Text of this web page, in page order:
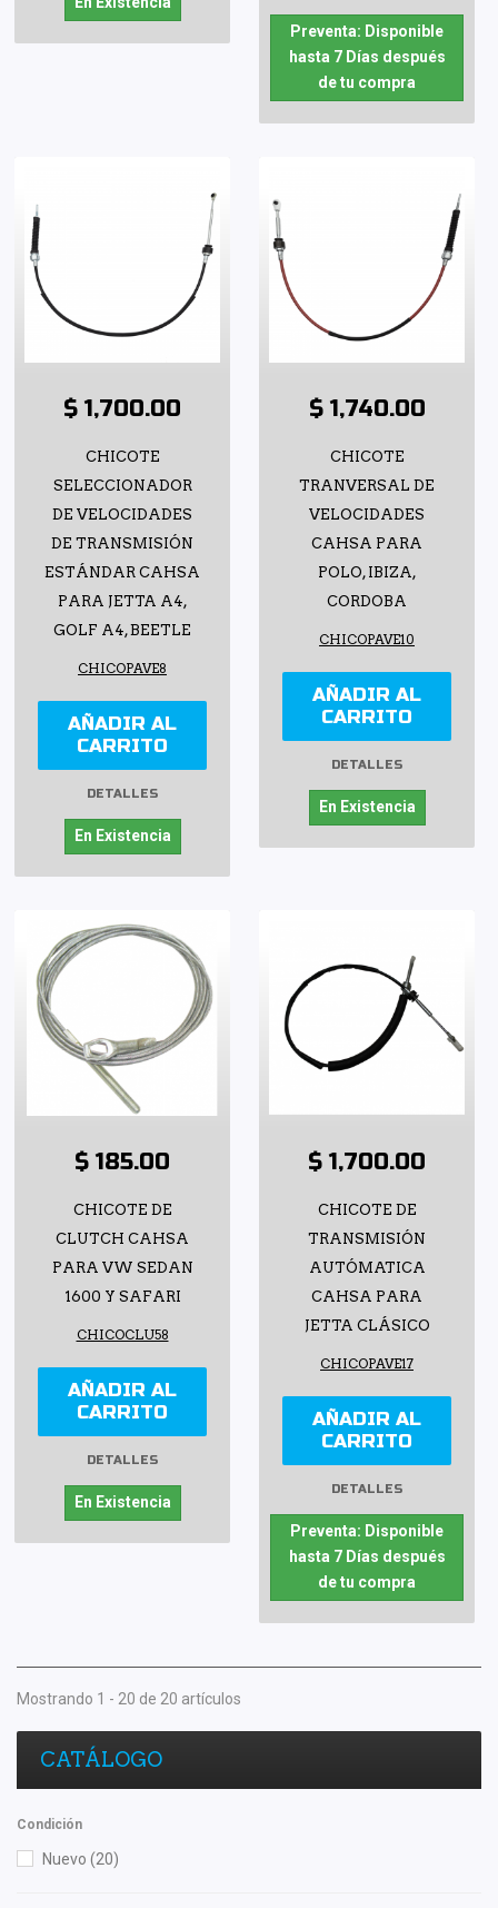
Preventa: Disponible
hasta 7 Días después
de tu compra
$ 1,700.00
CHICOTE
SELECCIONADOR
DE VELOCIDADES
DE TRANSMISIÓN
ESTÁNDAR CAHSA
PARA JETTA A4,
GOLF A4, BEETLE
CHICOPAVE8
AÑADIR AL
CARRITO
DETALLES
En Existencia
$ 1,740.00
CHICOTE
TRANVERSAL DE
VELOCIDADES
CAHSA PARA
POLO, IBIZA,
CORDOBA
CHICOPAVE10
AÑADIR AL
CARRITO
DETALLES
En Existencia
$ 185.00
CHICOTE DE
CLUTCH CAHSA
PARA VW SEDAN
1600 Y SAFARI
CHICOCLU58
AÑADIR AL
CARRITO
DETALLES
En Existencia
$ 1,700.00
CHICOTE DE
TRANSMISIÓN
AUTÓMATICA
CAHSA PARA
JETTA CLÁSICO
CHICOPAVE17
AÑADIR AL
CARRITO
DETALLES
Preventa: Disponible
hasta 7 Días después
de tu compra
Mostrando 1 - 20 de 20 artículos
CATÁLOGO
Condición
Nuevo (20)